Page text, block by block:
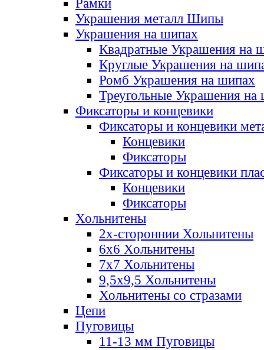
Рамки
Украшения металл Шипы
Украшения на шипах
Квадратные Украшения на
Круглые Украшения на
Ромб Украшения на шипах
Треугольные Украшения на
Фиксаторы и концевики
Фиксаторы и концевики
Концевики
Фиксаторы
Фиксаторы и концевики
Концевики
Фиксаторы
Хольнитены
2х-стороннии Хольнитены
6х6 Хольнитены
7х7 Хольнитены
9,5х9,5 Хольнитены
Хольнитены со стразами
Цепи
Пуговицы
11-13 мм Пуговицы